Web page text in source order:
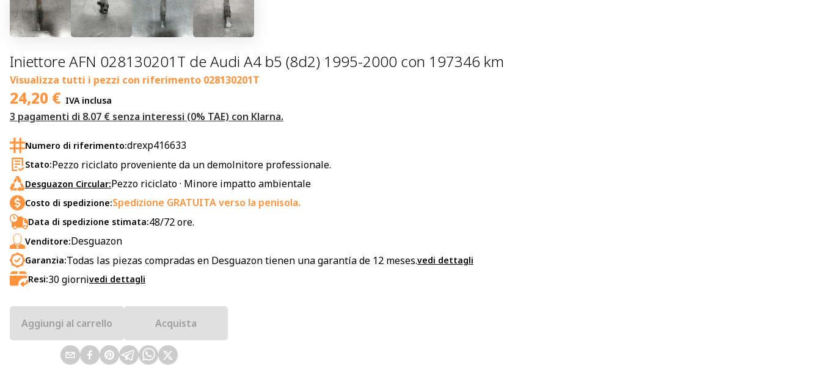
Iniettore AFN 028130201T de Audi A4 b5 (8d2) 1995-2000 con 197346 km
Visualizza tutti i pezzi con riferimento 028130201T
24,20 € IVA inclusa
3 pagamenti di 8.07 € senza interessi (0% TAE) con Klarna.
Numero di riferimento:drexp416633
Stato:Pezzo riciclato proveniente da un demolnitore professionale.
Desguazon Circular:Pezzo riciclato · Minore impatto ambientale
Costo di spedizione:Spedizione GRATUITA verso la penisola.
Data di spedizione stimata:48/72 ore.
Venditore:Desguazon
Garanzia:Todas las piezas compradas en Desguazon tienen una garantía de 12 meses.vedi dettagli
Resi:30giornivedi dettagli
Aggiungi al carrello Acquista